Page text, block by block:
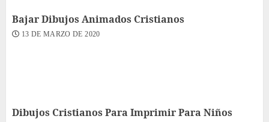
Bajar Dibujos Animados Cristianos
13 DE MARZO DE 2020
Dibujos Cristianos Para Imprimir Para Niños